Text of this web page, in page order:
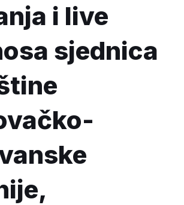
i live
sjednica